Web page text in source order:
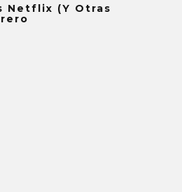
Netflix (y Otras